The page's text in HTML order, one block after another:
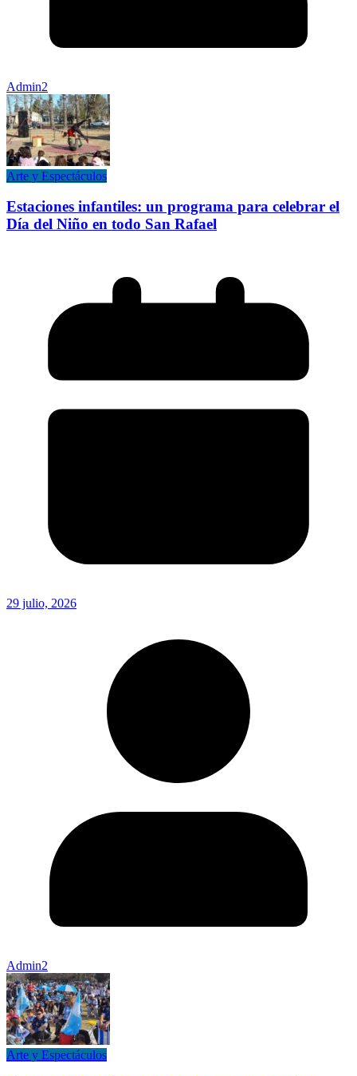
Admin2
Arte y Espectáculos
Estaciones infantiles: un programa para celebrar el
Día del Niño en todo San Rafael
29 julio, 2026
Admin2
Arte y Espectáculos